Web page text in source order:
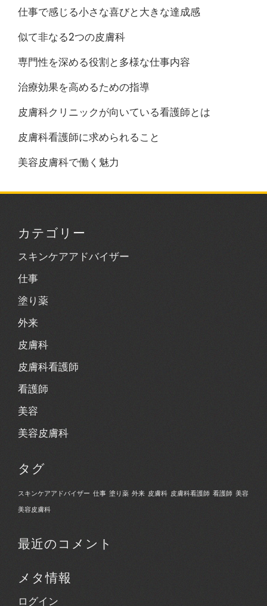
仕事で感じる小さな喜びと大きな達成感
似て非なる2つの皮膚科
専門性を深める役割と多様な仕事内容
治療効果を高めるための指導
皮膚科クリニックが向いている看護師とは
皮膚科看護師に求められること
美容皮膚科で働く魅力
カテゴリー
スキンケアアドバイザー
仕事
塗り薬
外来
皮膚科
皮膚科看護師
看護師
美容
美容皮膚科
タグ
スキンケアアドバイザー 仕事 塗り薬 外来 皮膚科 皮膚科看護師 看護師 美容
美容皮膚科
最近のコメント
メタ情報
ログイン